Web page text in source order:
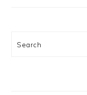
Search